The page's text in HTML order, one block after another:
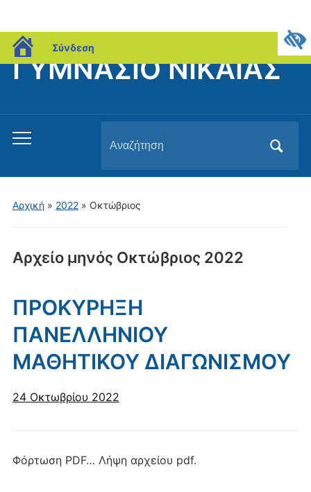
blogs.sch.gr
Σύνδεση
ΓΥΜΝΑΣΙΟ ΝΙΚΑΙΑΣ
Εναλλαγή
μενού
για
για:
Αρχική» 2022» Οκτώβριος
Αρχείο μηνός Οκτώβριος 2022
ΠΡΟΚΥΡΗΞΗ
ΠΑΝΕΛΛΗΝΙΟΥ
ΜΑΘΗΤΙΚΟΥ ΔΙΑΓΩΝΙΣΜΟΥ
24 Οκτωβρίου 2022
Φόρτωση PDF… Λήψη αρχείου pdf.